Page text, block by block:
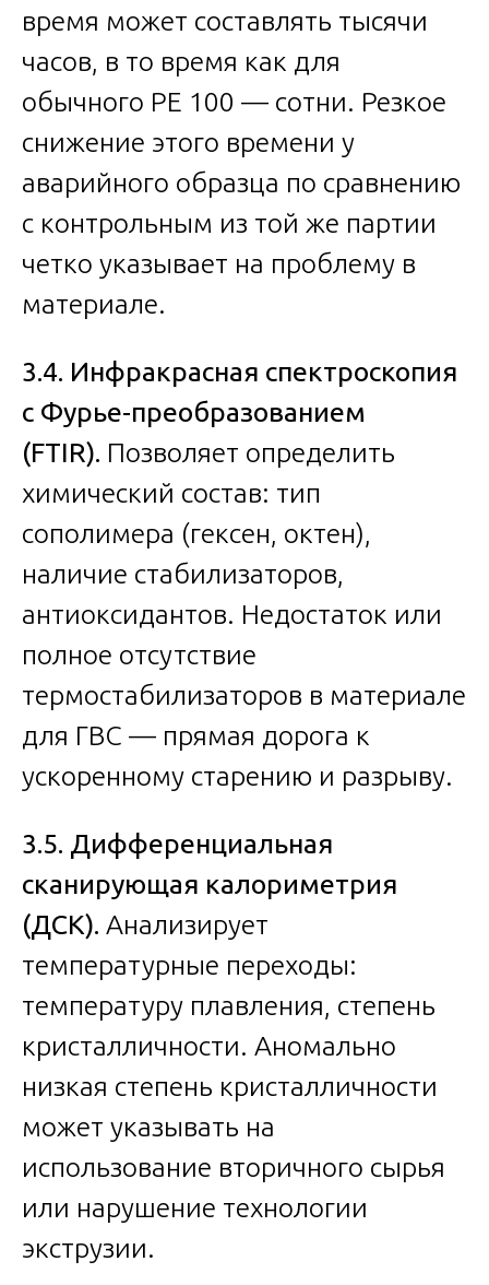
время может составлять тысячи
часов, в то время как для
обычного PE 100 — сотни. Резкое
снижение этого времени у
аварийного образца по сравнению
с контрольным из той же партии
четко указывает на проблему в
материале.
3.4. Инфракрасная спектроскопия
с Фурье-преобразованием
(FTIR). Позволяет определить
химический состав: тип
сополимера (гексен, октен),
наличие стабилизаторов,
антиоксидантов. Недостаток или
полное отсутствие
термостабилизаторов в материале
для ГВС — прямая дорога к
ускоренному старению и разрыву.
3.5. Дифференциальная
сканирующая калориметрия
(ДСК). Анализирует
температурные переходы:
температуру плавления, степень
кристалличности. Аномально
низкая степень кристалличности
может указывать на
использование вторичного сырья
или нарушение технологии
экструзии.